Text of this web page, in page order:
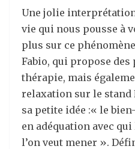
Une jolie
vie qui nous pousse à
plus sur ce
Fabio, qui propose
thérapie, mais
relaxation sur le stand
sa petite idée :« le
en adéquation avec qui
l’on veut mener ».